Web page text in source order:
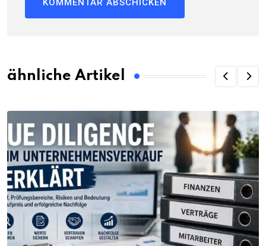
ähnliche Artikel